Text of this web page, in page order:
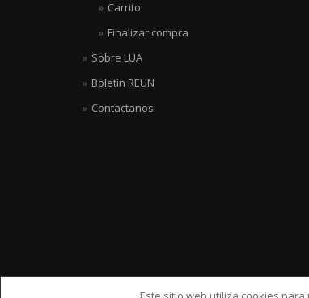
Carrito
Finalizar compra
Sobre LUA
Boletín REUN
Contactanos